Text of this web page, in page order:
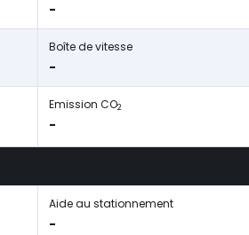
-
Boîte de vitesse
-
Emission CO2
-
Aide au stationnement
-